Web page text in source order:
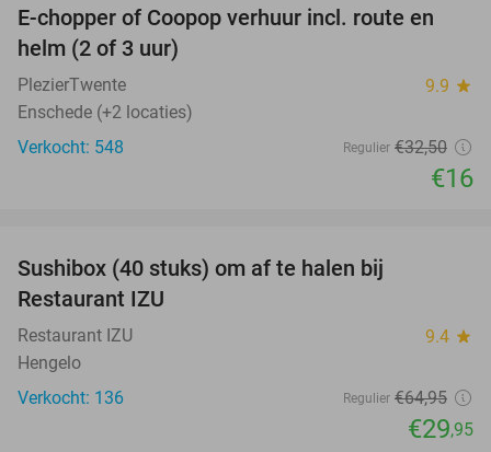
51%
E-chopper of Coopop verhuur incl. route en
helm (2 of 3 uur)
PlezierTwente 9.9 star
Enschede (+2 locaties)
Verkocht: 548
Regulier €32,50
€16
Sushibox (40 stuks) om af te halen bij
Restaurant IZU
Restaurant IZU 9.4 star
Hengelo
Verkocht: 136
Regulier €64,95
€29,95